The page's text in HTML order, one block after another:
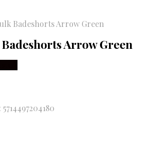
Badeshorts Arrow Green
Arrow Green
5714497204180